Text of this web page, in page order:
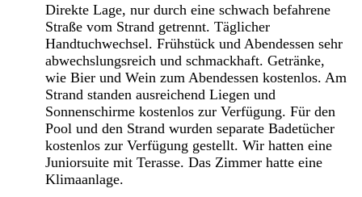
Direkte Lage, nur durch eine schwach befahrene
Straße vom Strand getrennt. Täglicher
Handtuchwechsel. Frühstück und Abendessen sehr
abwechslungsreich und schmackhaft. Getränke,
wie Bier und Wein zum Abendessen kostenlos. Am
Strand standen ausreichend Liegen und
Sonnenschirme kostenlos zur Verfügung. Für den
Pool und den Strand wurden separate Badetücher
kostenlos zur Verfügung gestellt. Wir hatten eine
Juniorsuite mit Terasse. Das Zimmer hatte eine
Klimaanlage.